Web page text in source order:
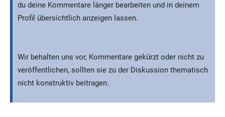
du deine Kommentare länger bearbeiten und in deinem
Profil übersichtlich anzeigen lassen.
Wir behalten uns vor, Kommentare gekürzt oder nicht zu
veröffentlichen, sollten sie zu der Diskussion thematisch
nicht konstruktiv beitragen.